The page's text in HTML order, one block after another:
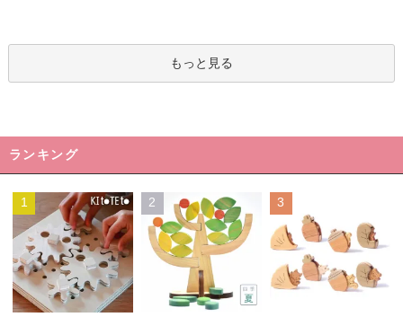
もっと見る
ランキング
1 2 3